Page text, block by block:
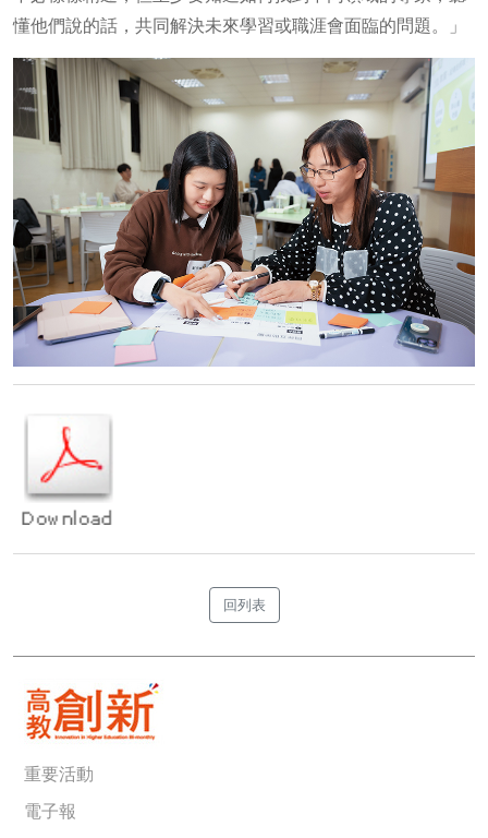
懂他們說的話，共同解決未來學習或職涯會面臨的問題。」
回列表
重要活動
電子報